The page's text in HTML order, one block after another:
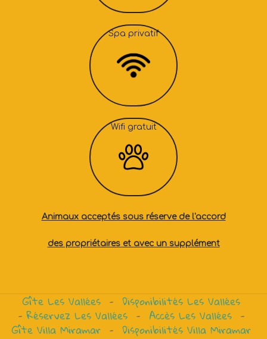
Spa privatif
Wifi gratuit
Animaux acceptés sous réserve de l'accord
des propriétaires et avec un supplément
Gîte Les Vallées - Disponibilités Les Vallées
-Réservez Les Vallées - Accès Les Vallées -
Gîte Villa Miramar - Disponibilités Villa Miramar